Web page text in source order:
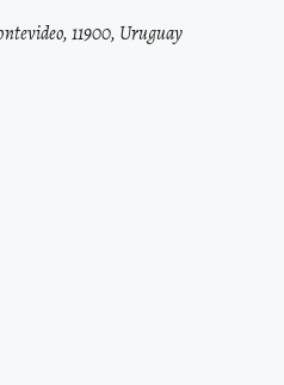
11900, Uruguay